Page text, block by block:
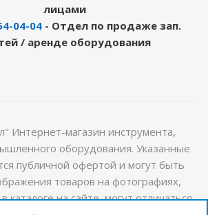
лицами
04-04 - Отдел по продаже зап.
/ аренде оборудования
Интернет-магазин инструмента,
оборудования. Указанные
публичной офертой и могут быть
товаров на фотографиях,
каталоге на сайте, могут отличаться